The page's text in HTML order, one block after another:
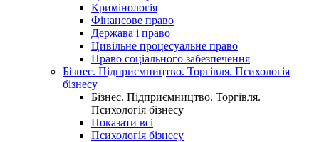
Кримінологія
Фінансове право
Держава і право
Цивільне процесуальне право
Право соціального забезпечення
Бізнес. Підприємництво. Торгівля. Психологія
бізнесу
Бізнес. Підприємництво. Торгівля.
Психологія бізнесу
Показати всі
Психологія бізнесу